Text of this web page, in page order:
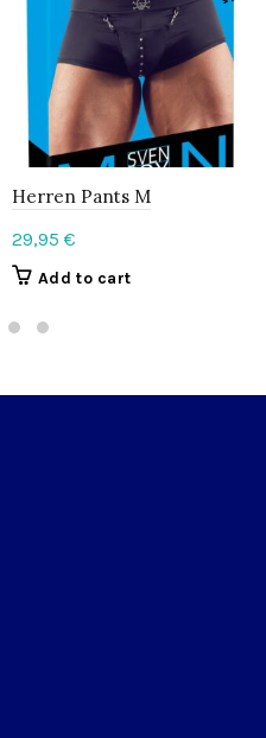
Herren Pants M
29,95 €
Add to cart